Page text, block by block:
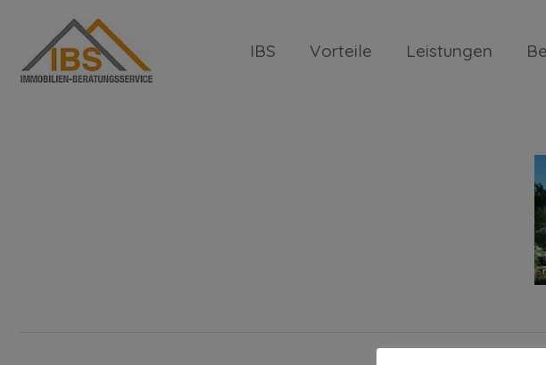
IBS Vorteile Leistungen
35155-Glinde